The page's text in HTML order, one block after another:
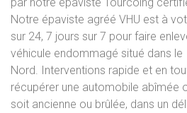
Notre épaviste agréé VHU est à
sur 24, 7 jours sur 7 pour faire
véhicule endommagé situé dans le
Nord. Interventions rapide et en
récupérer une automobile abîmée
soit ancienne ou brûlée, dans un